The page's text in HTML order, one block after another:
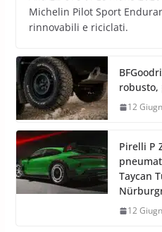
Michelin Pilot Sport
rinnovabili e riciclati.
robusto,
12
Pirelli P
Taycan
12